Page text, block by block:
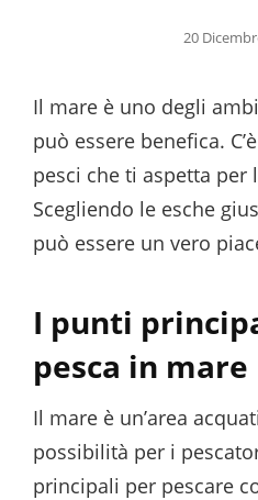
Posted
20
Il mare è uno degli
può essere benefica.
pesci che ti aspetta per
Scegliendo le esche
può essere un vero
I punti
pesca in mare
Il mare è un’area
possibilità per i
principali per pescare